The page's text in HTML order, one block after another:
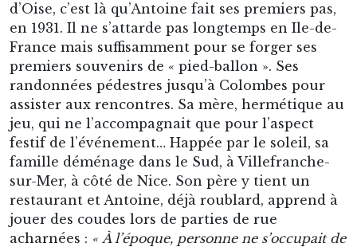
d’Oise, c’est là qu’Antoine fait ses premiers pas,
en 1931. Il ne s’attarde pas longtemps en Ile-de-
France mais suffisamment pour se forger ses
premiers souvenirs de « pied-ballon ». Ses
randonnées pédestres jusqu’à Colombes pour
assister aux rencontres. Sa mère, hermétique au
jeu, qui ne l’accompagnait que pour l’aspect
festif de l’événement… Happée par le soleil, sa
famille déménage dans le Sud, à Villefranche-
sur-Mer, à côté de Nice. Son père y tient un
restaurant et Antoine, déjà roublard, apprend à
jouer des coudes lors de parties de rue
acharnées : « À l’époque, personne ne s’occupait de